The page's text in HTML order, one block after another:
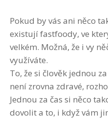
Pokud by vás ani něco
existují fastfoody, ve
velkém. Možná, že i vy
využíváte.
To, že si člověk jednou
není zrovna zdravé,
Jednou za čas si něco
dovolit a to, i když vám